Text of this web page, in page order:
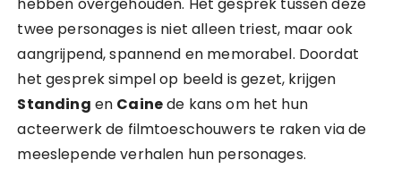
hebben overgehouden. Het gesprek tussen deze
twee personages is niet alleen triest, maar ook
aangrijpend, spannend en memorabel. Doordat
het gesprek simpel op beeld is gezet, krijgen
Standing en Cainede kans om het hun
acteerwerk de filmtoeschouwers te raken via de
meeslepende verhalen hun personages.